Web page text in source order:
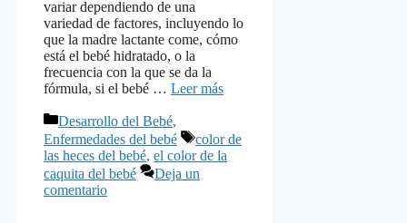
variar dependiendo de una
variedad de factores, incluyendo lo
que la madre lactante come, cómo
está el bebé hidratado, o la
frecuencia con la que se da la
fórmula, si el bebé … Leer más
Categorías
Desarrollo del Bebé,
Enfermedades del bebé
Etiquetas
color de
las heces del bebé, el color de la
caquita del bebé
Deja un
comentario